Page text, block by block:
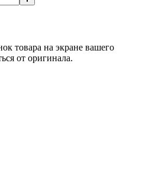
товара на экране вашего
от оригинала.